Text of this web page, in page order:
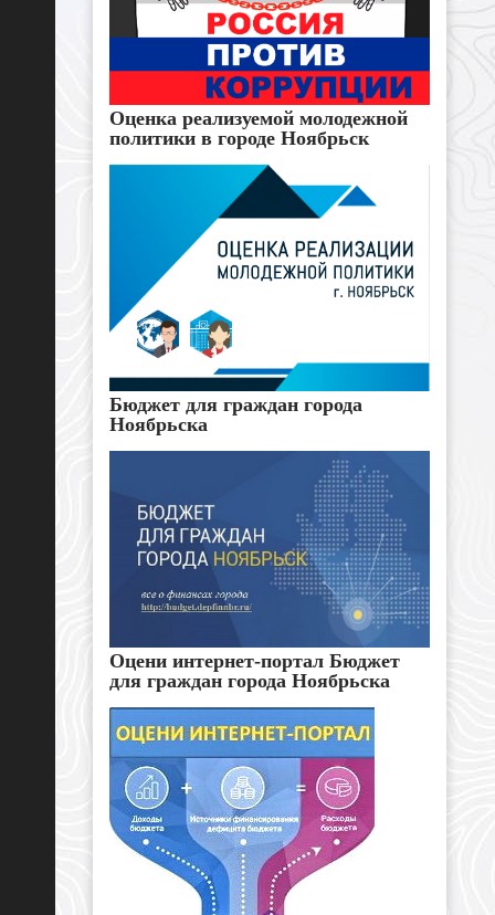
Оценка реализуемой молодежной
политики в городе Ноябрьск
Бюджет для граждан города
Ноябрьска
Оцени интернет-портал Бюджет
для граждан города Ноябрьска